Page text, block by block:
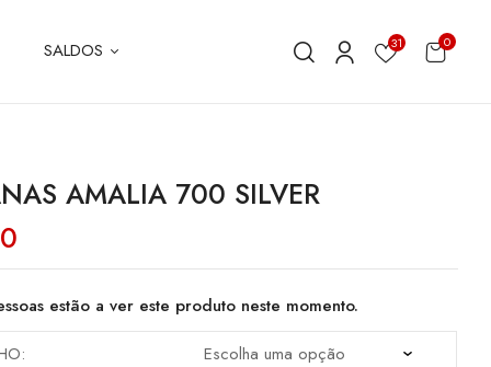
SALDOS 31 0
AMALIA 700 SILVER
estão a ver este produto neste momento.